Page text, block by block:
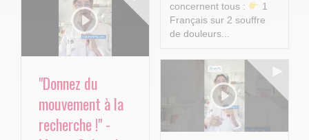
concernent tous :
1
Français sur 2 souffre
de douleurs...
"Donnez du
mouvement à la
recherche !" -